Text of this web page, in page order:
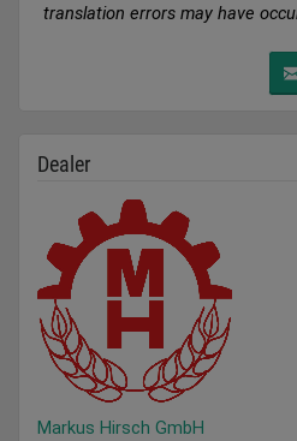
translation errors may have
Dealer
Markus Hirsch GmbH